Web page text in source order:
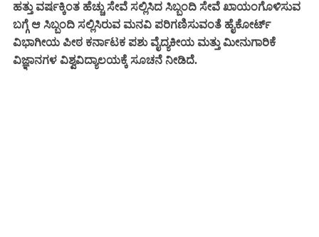
ಹತ್ತು ವರ್ಷಕ್ಕಿಂತ ಹೆಚ್ಚು ಸೇವೆ ಸಲ್ಲಿಸಿದ ಸಿಬ್ಬಂದಿ ಸೇವೆ ಖಾಯಂಗೊಳಿಸುವ
ಬಗ್ಗೆ ಆ ಸಿಬ್ಬಂದಿ ಸಲ್ಲಿಸಿರುವ ಮನವಿ ಪರಿಗಣಿಸುವಂತೆ ಹೈಕೋರ್ಟ್
ವಿಭಾಗೀಯ ಪೀಠ ಕರ್ನಾಟಕ ಪಶು ವೈದ್ಯಕೀಯ ಮತ್ತು ಮೀನುಗಾರಿಕೆ
ವಿಜ್ಞಾನಗಳ ವಿಶ್ವವಿದ್ಯಾಲಯಕ್ಕೆ ಸೂಚನೆ ನೀಡಿದೆ.